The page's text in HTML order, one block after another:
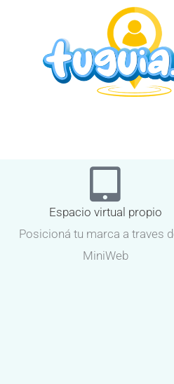
Espacio virtual propio
Posicioná tu marca a traves
MiniWeb